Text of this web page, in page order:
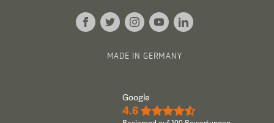
MADE IN GERMANY
Google
4.6 ★★★★½